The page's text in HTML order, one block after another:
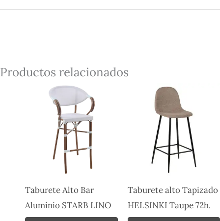
Productos relacionados
Taburete Alto Bar
Aluminio STARB LINO
Taburete alto Tapizado
HELSINKI Taupe 72h.